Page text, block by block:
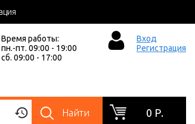
Время работы:
пн.-пт. 09:00 - 19:00
сб. 09:00 - 17:00
Вход
Регистрация
Найти 0 Р.